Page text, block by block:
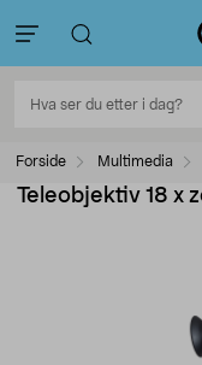
Forside Multimedia
Teleobjektiv 18 x